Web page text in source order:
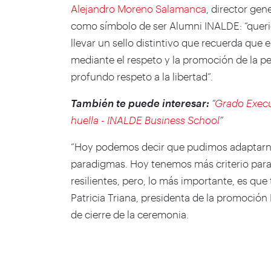
Alejandro Moreno Salamanca , director
como símbolo de ser Alumni INALDE:
llevar un sello distintivo que recuerda que
mediante el respeto y la promoción de la
profundo respeto a la libertad”.
También te puede interesar: “Grado
huella - INALDE Business School”
“Hoy podemos decir que pudimos
paradigmas. Hoy tenemos más criterio
resilientes, pero, lo más importante, es
Patricia Triana, presidenta de la
de cierre de la ceremonia.